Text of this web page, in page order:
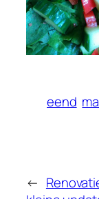
eend
←